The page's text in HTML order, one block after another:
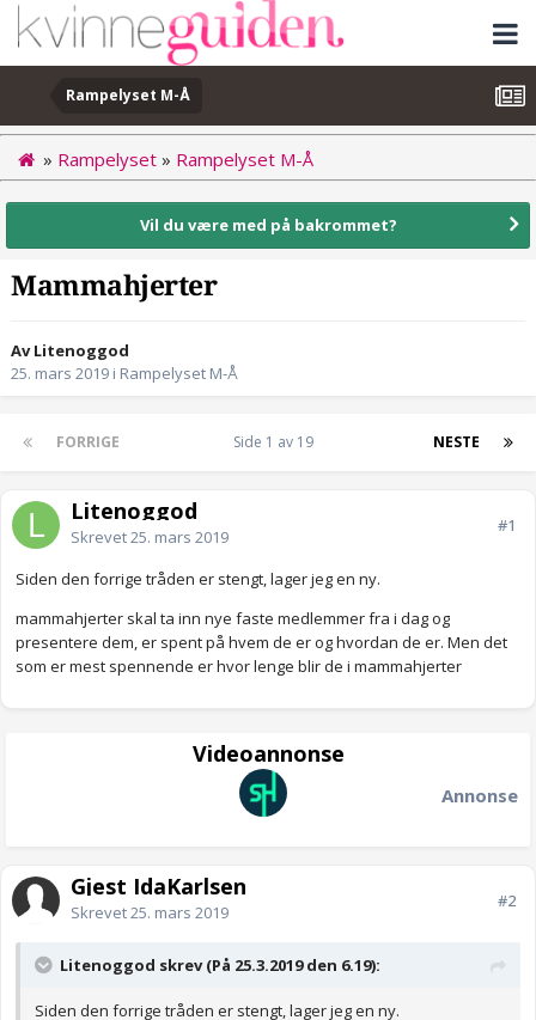
Rampelyset M-Å
» Rampelyset » Rampelyset M-Å
Vil du være med på bakrommet?
Mammahjerter
Av Litenoggod
25. mars 2019 i Rampelyset M-Å
FORRIGE NESTE
Side 1 av 19
Litenoggod
Skrevet25. mars 2019
#1
Siden den forrige tråden er stengt, lager jeg en ny.
mammahjerter skal ta inn nye faste medlemmer fra i dag og
presentere dem, er spent på hvem de er og hvordan de er. Men det
som er mest spennende er hvor lenge blir de i mammahjerter
Videoannonse
Annonse
Gjest IdaKarlsen
Skrevet25. mars 2019
#2
Litenoggod skrev (På 25.3.2019 den 6.19):
Siden den forrige tråden er stengt, lager jeg en ny.